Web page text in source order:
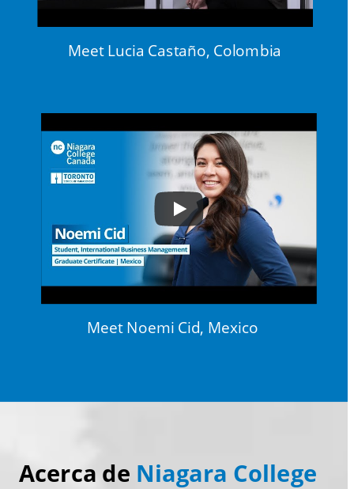
Acerca de Niagara College
Meet Lucia Castaño, Colombia
Meet Noemi Cid, Mexico